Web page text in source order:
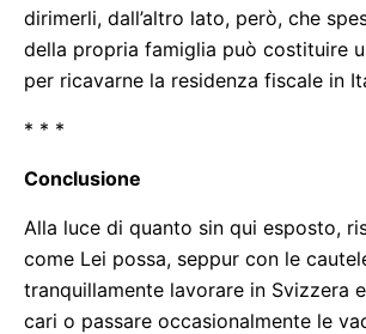
dirimerli, dall’altro lato, però, che
della propria famiglia può costituire
per ricavarne la residenza fiscale in
* * *
Conclusione
Alla luce di quanto sin qui esposto,
come Lei possa, seppur con le
tranquillamente lavorare in Svizzera
cari o passare occasionalmente le